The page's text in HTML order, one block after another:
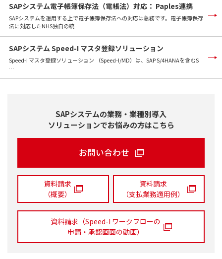
SAPシステム電子帳簿保存法（電帳法）対応： Paples連携
SAPシステムを運用する上で電子帳簿保存法への対応は急務です。電子帳簿保存
法に対応したNHS独自の統 …
SAPシステム Speed-I マスタ登録ソリューション
Speed-I マスタ登録ソリューション （Speed-I/MD）は、SAP S/4HANAを含むS
…
SAPシステムの業務・業種別導入
ソリューションでお悩みの方はこちら
お問い合わせ
資料請求
（概要）
資料請求
（支払業務適用例）
資料請求（Speed-I ワークフローの
申請・承認画面の動画）